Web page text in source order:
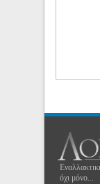
όχι μόνο...